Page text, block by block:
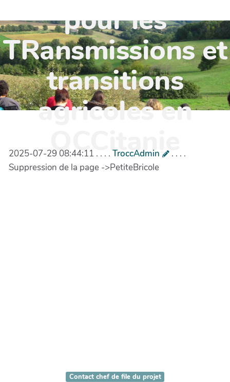
pour les
TRansmissions et
transitions
agricoles en
OCCitanie
2025-07-29 08:44:11 . . . . TroccAdmin
. . . .
Suppression de la page ->PetiteBricole
Contact chef de file du projet